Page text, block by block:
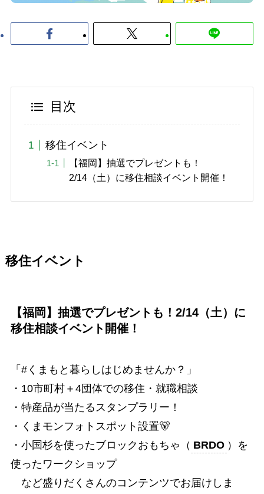
目次
移住イベント
【福岡】抽選でプレゼントも！
2/14（土）に移住相談イベント開催！
移住イベント
【福岡】抽選でプレゼントも！2/14（土）に
移住相談イベント開催！
「#くまもと暮らしはじめませんか？」
・10市町村＋4団体での移住・就職相談
・特産品が当たるスタンプラリー！
・くまモンフォトスポット設置🐻
・小国杉を使ったブロックおもちゃ（ BRDO ）を
使ったワークショップ
など盛りだくさんのコンテンツでお届けしま